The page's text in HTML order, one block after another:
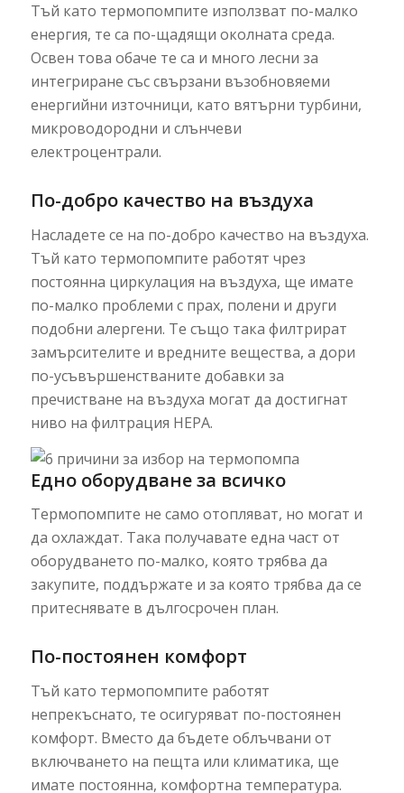
Тъй като термопомпите използват по-малко
енергия, те са по-щадящи околната среда.
Освен това обаче те са и много лесни за
интегриране със свързани възобновяеми
енергийни източници, като вятърни турбини,
микроводородни и слънчеви
електроцентрали.
По-добро качество на въздуха
Насладете се на по-добро качество на въздуха.
Тъй като термопомпите работят чрез
постоянна циркулация на въздуха, ще имате
по-малко проблеми с прах, полени и други
подобни алергени. Те също така филтрират
замърсителите и вредните вещества, а дори
по-усъвършенстваните добавки за
пречистване на въздуха могат да достигнат
ниво на филтрация HEPA.
Едно оборудване за всичко
Термопомпите не само отопляват, но могат и
да охлаждат. Така получавате една част от
оборудването по-малко, която трябва да
закупите, поддържате и за която трябва да се
притеснявате в дългосрочен план.
По-постоянен комфорт
Тъй като термопомпите работят
непрекъснато, те осигуряват по-постоянен
комфорт. Вместо да бъдете облъчвани от
включването на пещта или климатика, ще
имате постоянна, комфортна температура.